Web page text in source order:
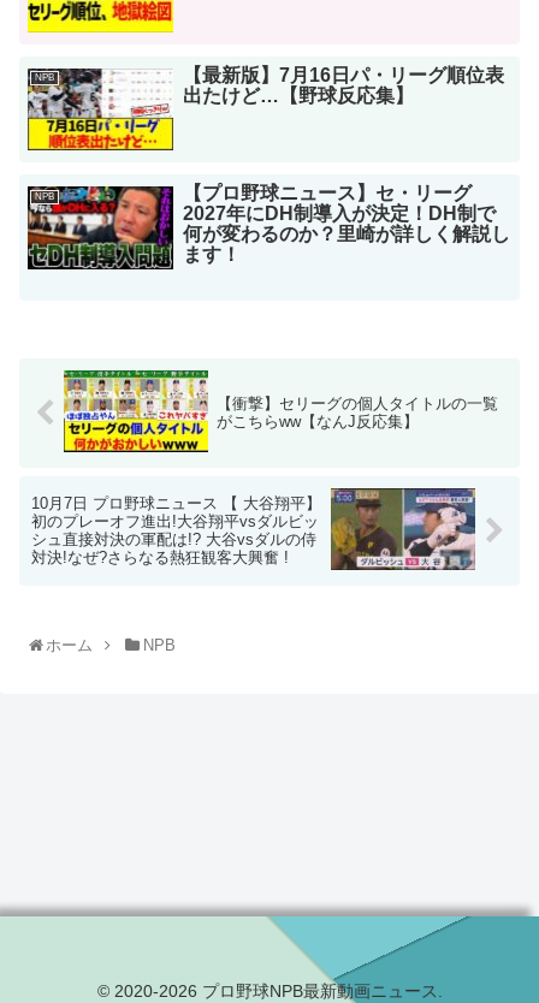
NPB
【最新版】7月16日パ・リーグ順位表
出たけど…【野球反応集】
NPB
【プロ野球ニュース】セ・リーグ
2027年にDH制導入が決定！DH制で
何が変わるのか？里崎が詳しく解説し
ます！
【衝撃】セリーグの個人タイトルの一覧
がこちらww【なんJ反応集】
10月7日 プロ野球ニュース 【 大谷翔平】
初のプレーオフ進出!大谷翔平vsダルビッ
シュ直接対決の軍配は!? 大谷vsダルの侍
対決!なぜ?さらなる熱狂観客大興奮 !
ホーム NPB
© 2020-2026 プロ野球NPB最新動画ニュース.